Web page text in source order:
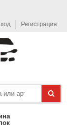
Регистрация